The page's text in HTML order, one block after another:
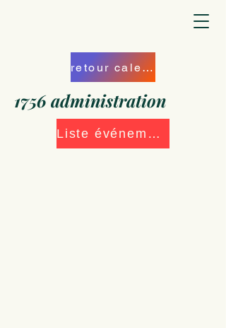
retour calendrier
1756 administration
Liste événements